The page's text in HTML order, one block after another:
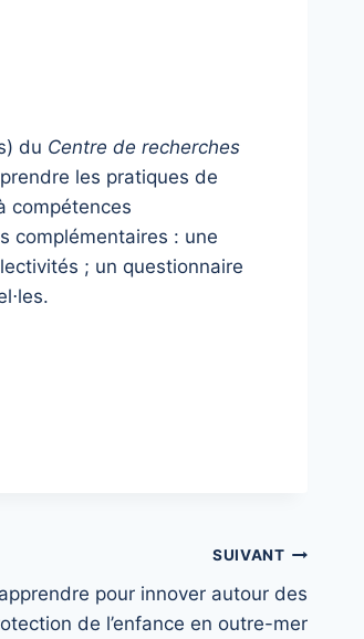
du Centre de recherches
les pratiques de
compétences
complémentaires : une
; un questionnaire
SUIVANT
pour innover autour des
de l’enfance en outre-mer